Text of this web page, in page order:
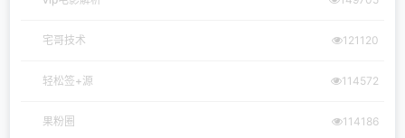
宅哥技术 121120
轻松签+源 114572
果粉圈 114186